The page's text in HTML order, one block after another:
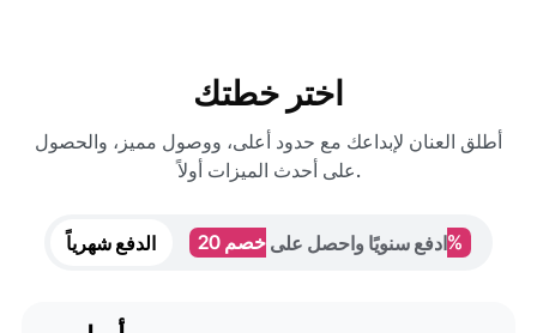
اختر خطتك
أطلق العنان لإبداعك مع حدود أعلى، ووصول مميز، والحصول
على أحدث الميزات أولاً.
الدفع شهرياً ادفع سنويًا واحصل علىخصم 20%